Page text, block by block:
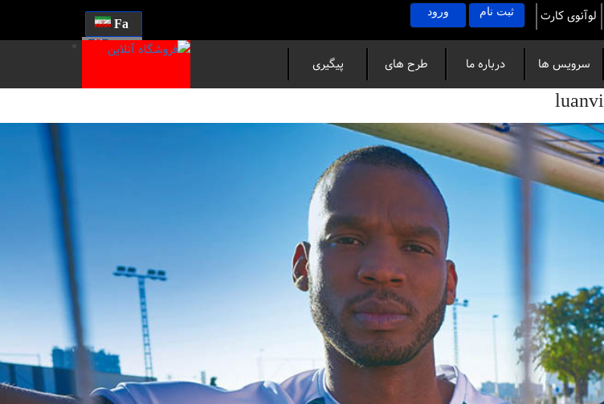
Fa
En
لوآنوی کارت ثبت نام ورود
سرویس ها درباره ما
طرح های
پیگیری